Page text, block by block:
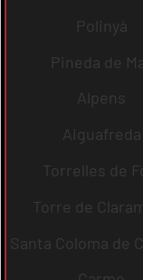
Polinyà
Pineda de
Alpens
Aiguafreda
Torrelles de
Torre de
Santa Coloma de